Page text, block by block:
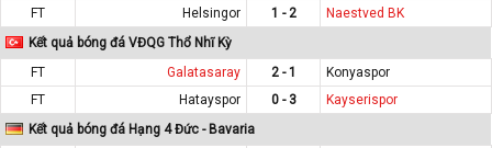
FT
Helsingor 1 - 2
Naestved BK
Kết quả bóng đá VĐQG Thổ Nhĩ Kỳ
FT
Galatasaray 2 - 1
Konyaspor
FT
Hatayspor 0 - 3
Kayserispor
Kết quả bóng đá Hạng 4 Đức - Bavaria